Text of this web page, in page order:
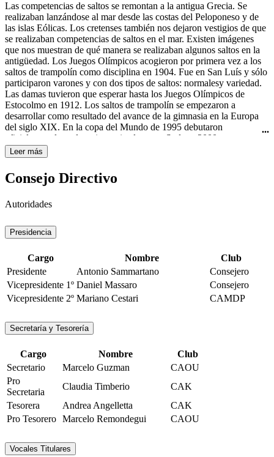
Mermaids" ("Las Sirenas Modernas"), para Feria Mundial en
Chicago, el cual el presentador lo anunció como "natación
sincronizada". Ésta fue la primera mención a este término, aunque
Curtis todavía usaba el nombre "rhythmic swimming" (natación
rítmica) en su libro Rhythmic Swimming: A Source Book of
Synchronized Swimming and Water Pageantry (Minneapolis:
Burgess Publishing Co., 1936). A pesar de esto, fue en Estados
Unidos de América donde obtuvo mayor importancia y
trascendencia con las películas de Esther Williams, famosa actriz de
Hollywood y nadadora. A ella se le atribuye ser la gran impulsora de
este deporte, por haberlo hecho famoso en sus películas de los años
40 y 50 del siglo XX, haciéndolo llegar a todo el mundo. La
Juegos Olímpicos de Los Ángeles en 1984.
Las competencias de saltos se remontan a la antigua Grecia. Se
realizaban lanzándose al mar desde las costas del Peloponeso y de
las islas Eólicas. Los cretenses también nos dejaron vestigios de que
se realizaban competencias de saltos en el mar. Existen imágenes
que nos muestran de qué manera se realizaban algunos saltos en la
antigüedad. Los Juegos Olímpicos acogieron por primera vez a los
saltos de trampolín como disciplina en 1904. Fue en San Luís y sólo
participaron varones y con dos tipos de saltos: normalesy variedad.
Las damas tuvieron que esperar hasta los Juegos Olímpicos de
Estocolmo en 1912. Los saltos de trampolín se empezaron a
desarrollar como resultado del avance de la gimnasia en la Europa
del siglo XIX. En la copa del Mundo de 1995 debutaron
oficialmente los saltos sincronizados y en Sydney 2000 se
estrenaron como disciplina olímpica.
Leer más
Consejo Directivo
Autoridades
Presidencia
Cargo Nombre
Club
Presidente
Antonio Sammartano
Consejero
Vicepresidente 1º Daniel Massaro
Consejero
Vicepresidente 2º Mariano Cestari CAMDP
Secretaría y Tesorería
Cargo Nombre
Club
Secretario
Marcelo Guzman
CAOU
Pro
Secretaria
Claudia Timberio
CAK
Tesorera
Andrea Angelletta
CAK
Pro Tesorero Marcelo Remondegui CAOU
Vocales Titulares